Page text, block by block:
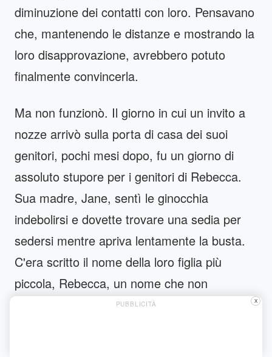
diminuzione dei contatti con loro. Pensavano
che, mantenendo le distanze e mostrando la
loro disapprovazione, avrebbero potuto
finalmente convincerla.
Ma non funzionò. Il giorno in cui un invito a
nozze arrivò sulla porta di casa dei suoi
genitori, pochi mesi dopo, fu un giorno di
assoluto stupore per i genitori di Rebecca.
Sua madre, Jane, sentì le ginocchia
indebolirsi e dovette trovare una sedia per
sedersi mentre apriva lentamente la busta.
C'era scritto il nome della loro figlia più
piccola, Rebecca, un nome che non
sentivano da molto tempo.
PUBBLICITÀ X